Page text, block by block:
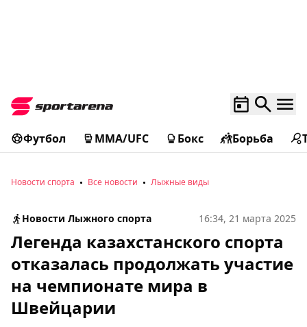
Футбол MMA/UFC Бокс Борьба
Новости спорта Все новости Лыжные виды
Новости Лыжного спорта 16:34, 21 марта 2025
Легенда казахстанского спорта
отказалась продолжать участие
на чемпионате мира в
Швейцарии